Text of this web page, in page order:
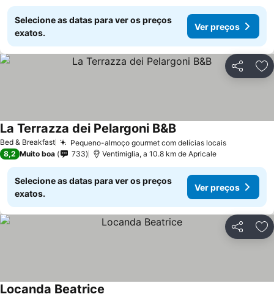
Selecione as datas para ver os preços
exatos.
Ver preços
Partilhar
Bed & Breakfast Pequeno-almoço gourmet com delícias locais
La Terrazza dei Pelargoni B&B
8,2 Muito boa 733 Ventimiglia, a 10.8 km de Apricale
Selecione as datas para ver os preços
exatos.
Ver preços
Partilhar
Locanda Beatrice